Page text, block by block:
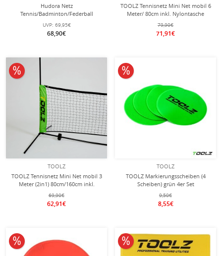
Hudora Netz
Tennis/Badminton/Federball
höhenverstellbar - Breite 3 Meter
UVP: 69,95€
68,90€
TOOLZ Tennisnetz Mini Net mobil 6
Meter/ 80cm inkl. Nylontasche
79,90€
71,91€
TOOLZ
TOOLZ Tennisnetz Mini Net mobil 3
Meter (2in1) 80cm/160cm inkl.
Nylontasche
69,90€
62,91€
10% reduziert
TOOLZ
TOOLZ Markierungsscheiben (4
Scheiben) grün 4er Set
9,50€
8,55€
10% reduziert
10% reduziert 10% reduziert